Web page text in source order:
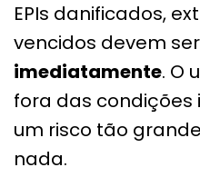
EPIs danificados,
vencidos devem ser
imediatamente. O
fora das condições
um risco tão
nada.